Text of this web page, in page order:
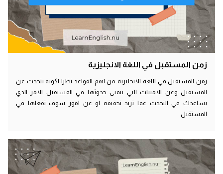
زمن المستقبل في اللغة الانجليزية
زمن المستقبل في اللغة الانجليزية من اهم القواعد نظرا لكونه يتحدث عن
المستقبل وعن الامنيات التي تتمنى حدوثها في المستقبل الامر الذي
يساعدك في التحدث عما تريد تحقيقه او عن امور سوف تفعلها في
المستقبل